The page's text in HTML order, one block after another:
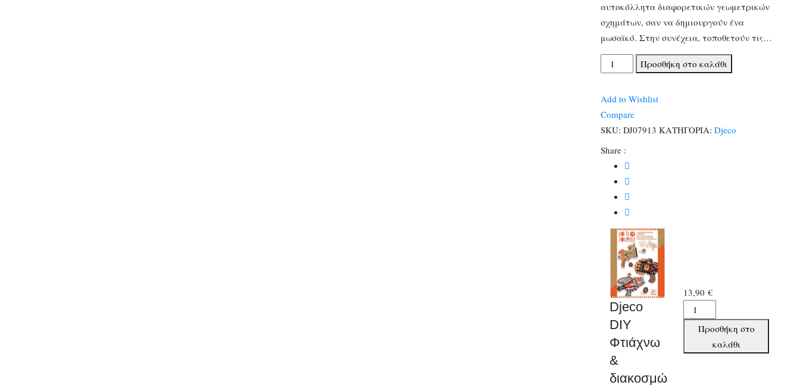
αυτοκόλλητα διαφορετικών γεωμετρικών
σχημάτων, σαν να δημιουργούν ένα
μωσαϊκό. Στην συνέχεια, τοποθετούν τις…
Djeco
DIY
διακοσμώ
όπλα
ποσότητα
Προσθήκη στο καλάθι
Add to Wishlist
Compare
SKU: DJ07913 ΚΑΤΗΓΟΡΙΑ: Djeco
Share :
Djeco
DIY
Φτιάχνω
&
διακοσμώ
13,90€
Djeco
DIY
&
Προσθήκη στο
καλάθι